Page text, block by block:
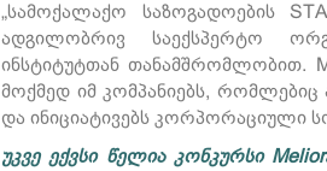
„სამოქალაქო საზოგადოების
ადგილობრივ საექსპერტო
ინსტიტუტთან თანამშრომლობით.
მოქმედ იმ კომპანიებს,
და ინიციატივებს კორპორაციული
უკვე ექვსი წელია კონკურსი